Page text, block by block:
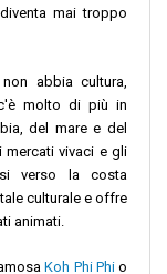
mai troppo
abbia cultura,
molto di più in
del mare e del
mercati vivaci e gli
verso la costa
culturale e offre
animati.
Koh Phi Phio